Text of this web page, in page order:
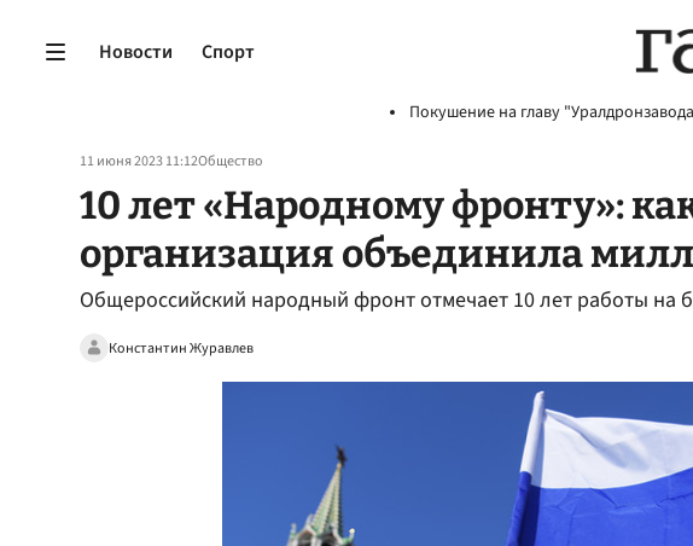
Новости Спорт
Покушение на главу
11 июня 2023 11:12Общество
10 лет «Народному фронту»:
организация объединила
Общероссийский народный фронт отмечает 10 лет работы на
Константин Журавлев